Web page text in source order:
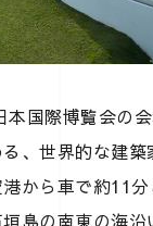
本国際博覧会の
、世界的な建築
から車で約11
島の南東の海沿